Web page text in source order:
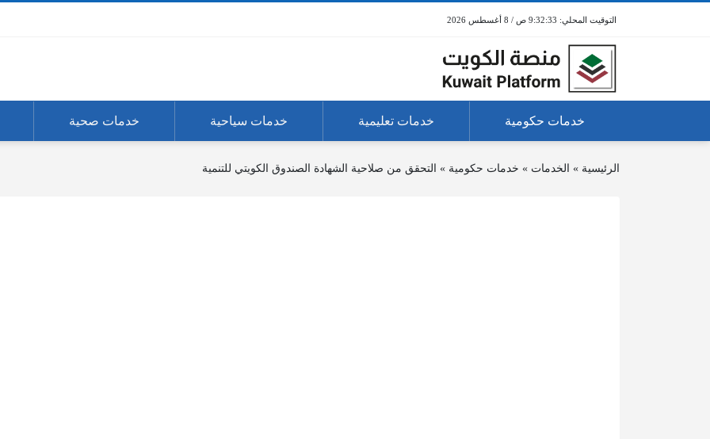
9:32:33 ص / 8 أغسطس 2026
خدمات حكومية خدمات تعليمية خدمات سياحية خدمات صحية
الرئيسية » الخدمات » خدمات حكومية » التحقق من صلاحية الشهادة الصندوق الكويتي للتنمية